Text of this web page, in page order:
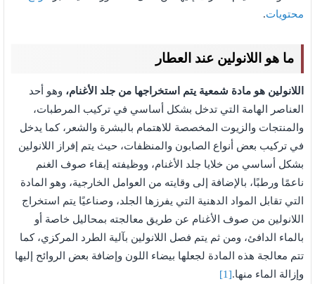
محتويات.
ما هو اللانولين عند العطار
اللانولين هو مادة شمعية يتم استخراجها من جلد الأغنام، وهو أحد
العناصر الهامة التي تدخل بشكل أساسي في تركيب المرطبات،
والمنتجات والزيوت المخصصة للاهتمام بالبشرة والشعر، كما يدخل
في تركيب بعض أنواع الصابون والمنظفات، حيث يتم إفراز اللانولين
بشكل أساسي من خلايا جلد الأغنام، ووظيفته إبقاء صوف الغنم
ناعمًا ورطبًا، بالإضافة إلى وقايته من العوامل الخارجية، وهو المادة
التي تقابل المواد الدهنية التي يفرزها الجلد، وصناعيًا يتم استخراج
اللانولين من صوف الأغنام عن طريق معالجته بمحاليل خاصة أو
بالماء الدافئ، ومن ثم يتم فصل اللانولين بآلية الطرد المركزي، كما
تتم معالجة هذه المادة لجعلها بيضاء اللون وإضافة بعض الروائح إليها
وإزالة الماء منها.[1]